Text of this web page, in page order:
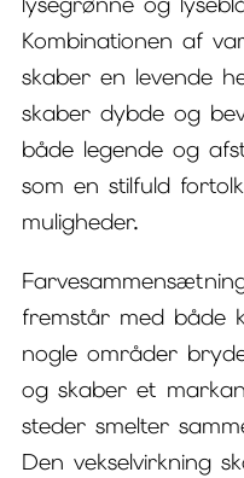
Kombinationen af
skaber en levende
skaber dybde og
både legende og
som en stilfuld
muligheder.
fremstår med både
nogle områder
og skaber et
steder smelter
Den vekselvirkning